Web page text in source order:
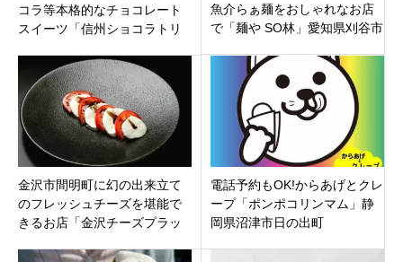
コラ等本格的なチョコレート
スイーツ「信州ショコラトリ
オープン
魚介らぁ麺をおしゃれなお店
で「麺や SO林」愛知県刈谷市
金沢市間明町に幻の出来立て
のフレッシュチーズを堪能で
きるお店「金沢チーズプラッ
電話予約もOK!からあげとクレ
ープ「ポンポコリンマム」静
岡県沼津市日の出町